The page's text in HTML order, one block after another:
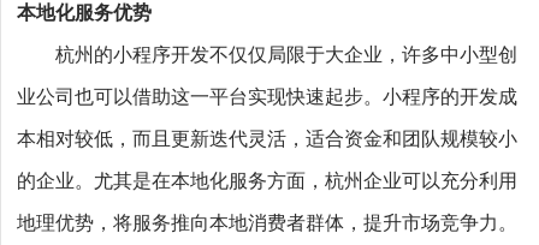
本地化服务优势
杭州的小程序开发不仅仅局限于大企业，许多中小型创
业公司也可以借助这一平台实现快速起步。小程序的开发成
本相对较低，而且更新迭代灵活，适合资金和团队规模较小
的企业。尤其是在本地化服务方面，杭州企业可以充分利用
地理优势，将服务推向本地消费者群体，提升市场竞争力。